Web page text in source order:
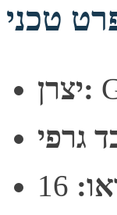
טכני
יצרן: